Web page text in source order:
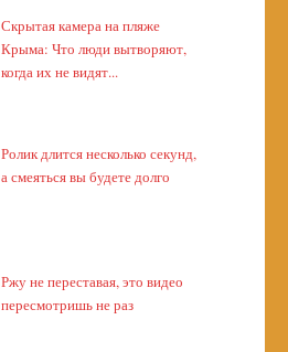
Скрытая камера на пляже
Крыма: Что люди вытворяют,
когда их не видят...
Ролик длится несколько секунд,
а смеяться вы будете долго
Ржу не переставая, это видео
пересмотришь не раз